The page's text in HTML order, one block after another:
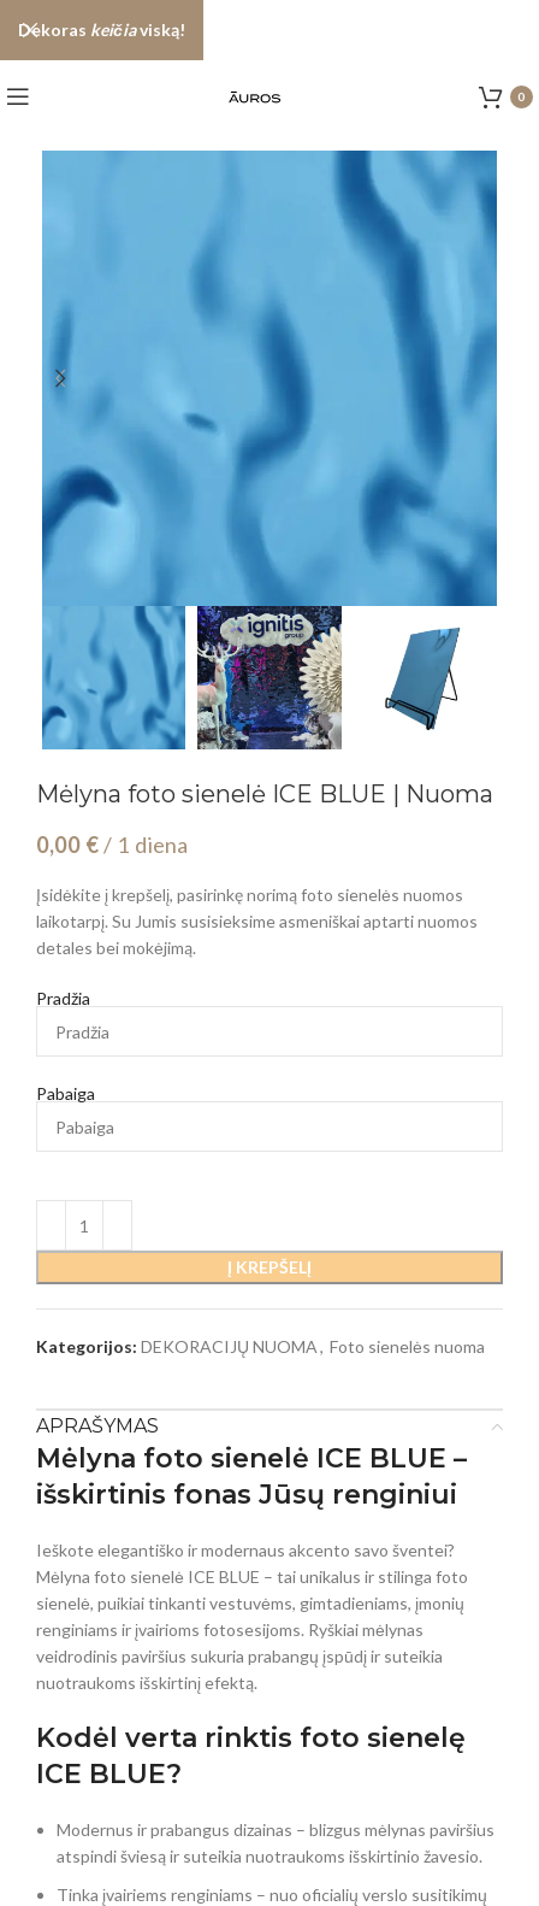
0
Mėlyna foto sienelė ICE BLUE | Nuoma
0,00 €/ 1 diena
Įsidėkite į krepšelį, pasirinkę norimą foto sienelės nuomos
laikotarpį. Su Jumis susisieksime asmeniškai aptarti nuomos
detales bei mokėjimą.
Pradžia
Pabaiga
Į KREPŠELĮ
Kategorijos: DEKORACIJŲ NUOMA, Foto sienelės nuoma
APRAŠYMAS
Mėlyna foto sienelė ICE BLUE –
išskirtinis fonas Jūsų renginiui
Ieškote elegantiško ir modernaus akcento savo šventei?
Mėlyna foto sienelė ICE BLUE – tai unikalus ir stilinga foto
sienelė, puikiai tinkanti vestuvėms, gimtadieniams, įmonių
renginiams ir įvairioms fotosesijoms. Ryškiai mėlynas
veidrodinis paviršius sukuria prabangų įspūdį ir suteikia
nuotraukoms išskirtinį efektą.
Kodėl verta rinktis foto sienelę
ICE BLUE?
Modernus ir prabangus dizainas – blizgus mėlynas paviršius
atspindi šviesą ir suteikia nuotraukoms išskirtinio žavesio.
Tinka įvairiems renginiams – nuo oficialių verslo susitikimų
Dekoras keičiaviską!